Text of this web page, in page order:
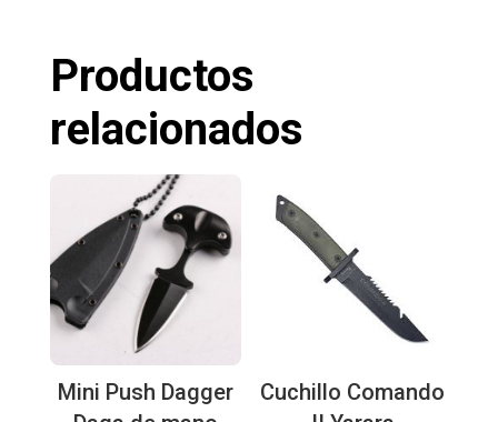
Productos
relacionados
Mini Push Dagger
Cuchillo Comando